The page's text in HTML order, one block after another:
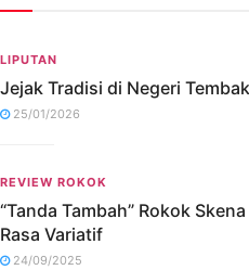
LIPUTAN
Jejak Tradisi di Negeri
25/01/2026
REVIEW ROKOK
“Tanda Tambah” Rokok
Rasa Variatif
24/09/2025